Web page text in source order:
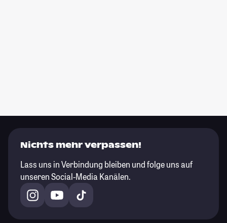
Nichts mehr verpassen!
Lass uns in Verbindung bleiben und folge uns auf
unseren Social-Media Kanälen.